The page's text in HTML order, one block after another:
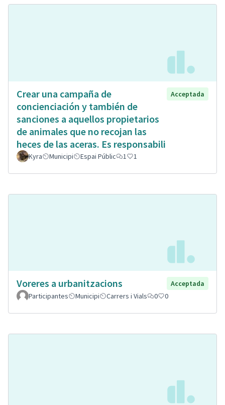
Crear una campaña de
concienciación y también de
sanciones a aquellos propietarios
de animales que no recojan las
heces de las aceras. Es responsabili
Acceptada
Kyra Municipi Espai Públic 1 1
Voreres a urbanitzacions
Acceptada
Participantes
Municipi Carrers i Vials 0 0